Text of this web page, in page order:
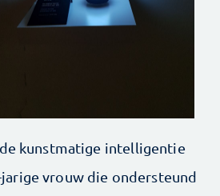
kunstmatige intelligentie
jarige vrouw die ondersteund